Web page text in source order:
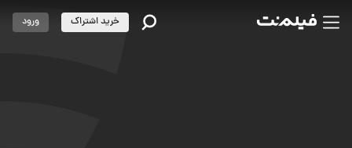
خرید اشتراک ورود